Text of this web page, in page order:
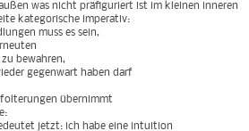
was nicht präfiguriert ist im kleinen inneren
kategorische imperativ:
muss es sein,
bewahren,
gegenwart haben darf
folterungen übernimmt
jetzt: ich habe eine intuition